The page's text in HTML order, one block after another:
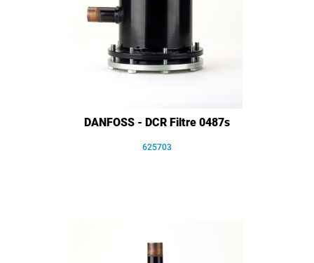
DANFOSS - DCR Filtre 0487s
625703